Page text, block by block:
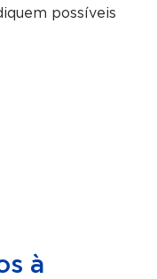
possíveis
à